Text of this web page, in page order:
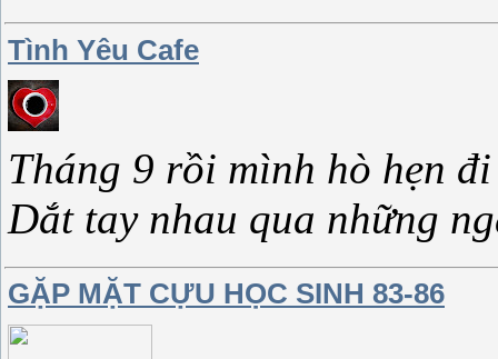
Tình Yêu Cafe
Tháng 9 rồi mình hò hẹn
Dắt tay nhau qua những
GẶP MẶT CỰU HỌC SINH 83-86